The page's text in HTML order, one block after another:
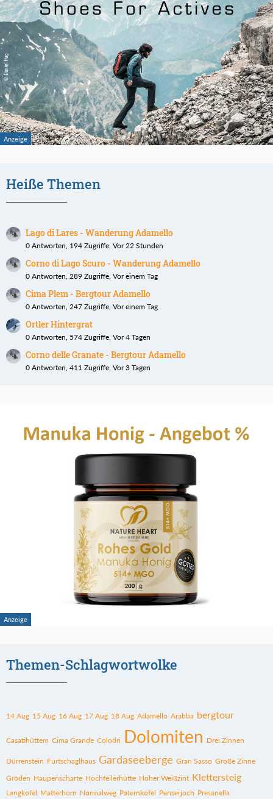
Heiße Themen
Lago di Lares - Wanderung Adamello
0 Antworten, 194 Zugriffe, Vor 22 Stunden
Corno di Lago Scuro - Wanderung Adamello
0 Antworten, 289 Zugriffe, Vor einem Tag
Cima Plem - Bergtour Adamello
0 Antworten, 247 Zugriffe, Vor einem Tag
Ortler Hintergrat
0 Antworten, 574 Zugriffe, Vor 4 Tagen
Corno delle Granate - Bergtour Adamello
0 Antworten, 411 Zugriffe, Vor 3 Tagen
Themen-Schlagwortwolke
14 Aug 15 Aug 16 Aug 17 Aug 18 Aug Adamello Arabba bergtour
Casatihüttem Cima Grande Colodri Dolomiten Drei Zinnen
Dürrenstein Furtschaglhaus Gardaseeberge Gran Sasso Große Zinne
Gröden Haupenscharte Hochfeilerhütte Hoher Weißzint Klettersteig
Langkofel Matterhorn Normalweg Paternkofel Penserjoch Presanella